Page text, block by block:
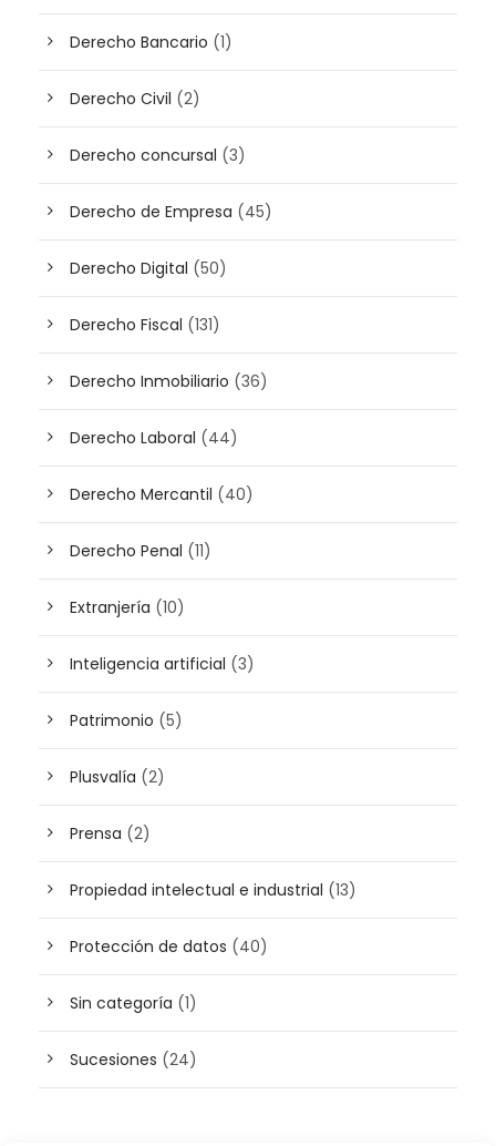
Derecho Bancario (1)
Derecho Civil (2)
Derecho concursal (3)
Derecho de Empresa (45)
Derecho Digital (50)
Derecho Fiscal (131)
Derecho Inmobiliario (36)
Derecho Laboral (44)
Derecho Mercantil (40)
Derecho Penal (11)
Extranjería (10)
Inteligencia artificial (3)
Patrimonio (5)
Plusvalía (2)
Prensa (2)
Propiedad intelectual e industrial (13)
Protección de datos (40)
Sin categoría (1)
Sucesiones (24)